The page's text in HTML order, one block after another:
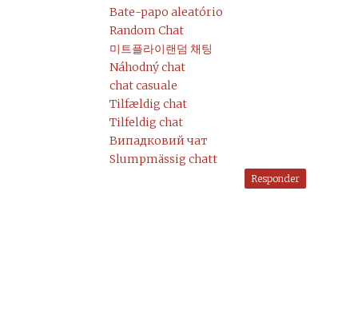
Bate-papo aleatório
Random Chat
미트플라이랜덤 채팅
Náhodný chat
chat casuale
Tilfældig chat
Tilfeldig chat
Випадковий чат
Slumpmässig chatt
Responder